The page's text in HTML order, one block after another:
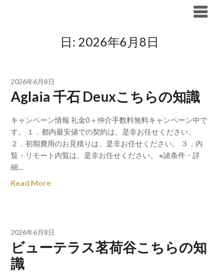
日: 2026年6月8日
2026年6月8日
Aglaia 千石 Deuxこちらの知識
キャンペーン情報 礼金0＋仲介手数料無料キャンペーン中で
す。 １．都内最安値での契約は、是非お任せください。
２．初期費用のお見積りは、是非お任せください。 ３．内
覧・リモート内覧は、是非お任せください。 ※諸条件・詳
細…
Read More
2026年6月8日
ビューテラス茗荷谷こちらの知
識